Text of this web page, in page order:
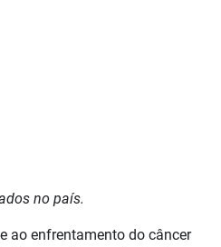
no país.
ao enfrentamento do câncer